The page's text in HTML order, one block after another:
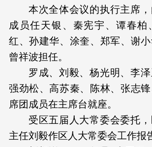
本次全体会议的执行主席
成员任天银、秦宪宇、谭春柏
红、孙建华、涂奎、郑军、谢小
曾祥波担任。
罗成、刘毅、杨光明、李泽
强劲松、高苏秦、陈林、张志
席团成员在主席台就座。
受区五届人大常委会委托
主任刘毅作区人大常委会工作报